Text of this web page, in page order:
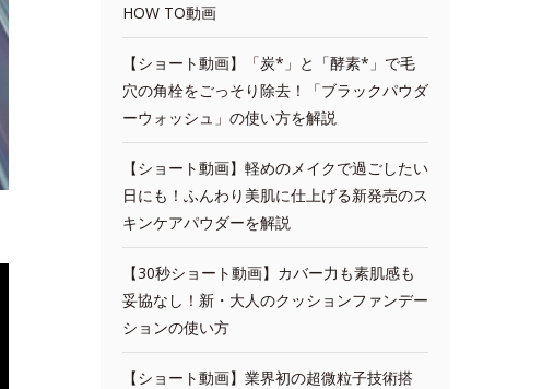
HOW TO動画
【ショート動画】「炭*」と「酵素*」で毛
穴の角栓をごっそり除去！「ブラックパウダ
ーウォッシュ」の使い方を解説
【ショート動画】軽めのメイクで過ごしたい
日にも！ふんわり美肌に仕上げる新発売のス
キンケアパウダーを解説
【30秒ショート動画】カバー力も素肌感も
妥協なし！新・大人のクッションファンデー
ションの使い方
【ショート動画】業界初の超微粒子技術搭